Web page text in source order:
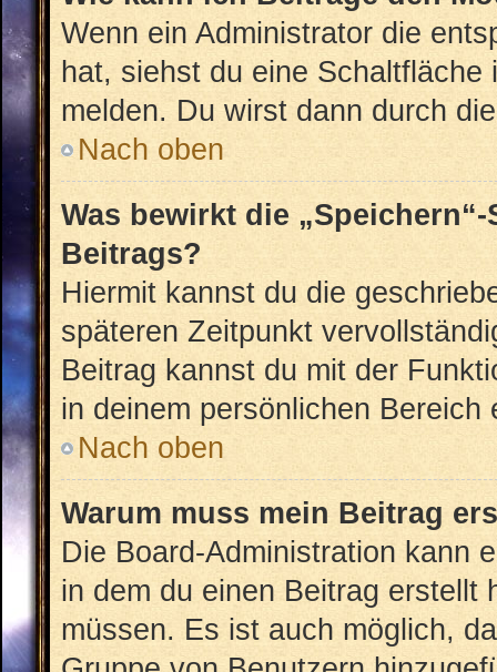
Wenn ein Administrator die
hat, siehst du eine
melden. Du wirst dann durch
Nach oben
Was bewirkt die
Beitrags?
Hiermit kannst du die
späteren Zeitpunkt
Beitrag kannst du mit der
in deinem persönlichen Bereich
Nach oben
Warum muss mein Beitrag
Die Board-Administration kann
in dem du einen Beitrag erstellt
müssen. Es ist auch möglich,